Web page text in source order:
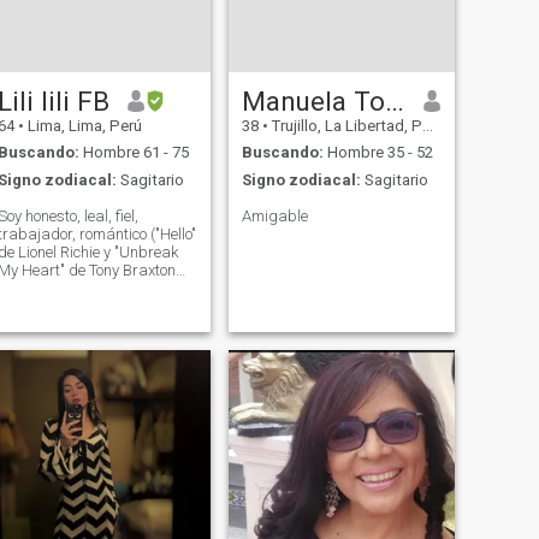
Lili lili FB
• Lima, Lima, Perú
Buscando: Hombre 61 - 75
Signo zodiacal: Sagitario
honesto, leal, fiel,
romántico ("Hello"
de Lionel Richie y "Unbreak
My Heart" de Tony Braxton
Manuela Torres. La torre
38 • Trujillo, La Libertad, Perú
Buscando: Hombre 35 - 52
Signo zodiacal: Sagitario
Amigable